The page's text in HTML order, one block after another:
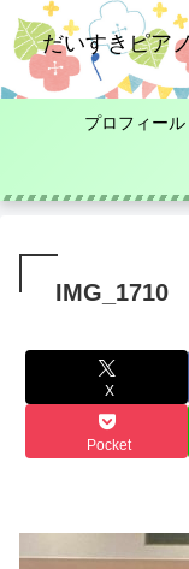
だいすきピア
プロフィール
IMG_1710
X
Pocket